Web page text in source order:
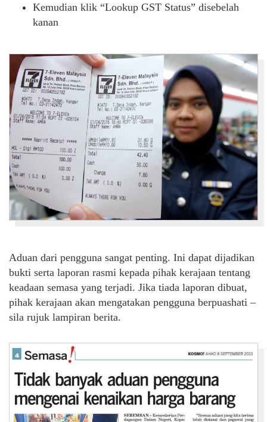
Kemudian klik “Lookup GST Status” disebelah
kanan
Aduan dari pengguna sangat penting. Ini dapat dijadikan
bukti serta laporan rasmi kepada pihak kerajaan tentang
keadaan semasa yang terjadi. Jika tiada laporan dibuat,
pihak kerajaan akan mengatakan pengguna berpuashati –
sila rujuk lampiran berita.